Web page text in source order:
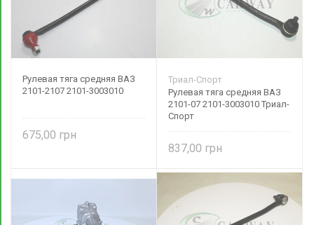
Рулевая тяга средняя ВАЗ
2101-2107 2101-3003010
675,00
Триал-Спорт
Рулевая тяга средняя ВАЗ
2101-07 2101-3003010 Триал-
Спорт
837,00